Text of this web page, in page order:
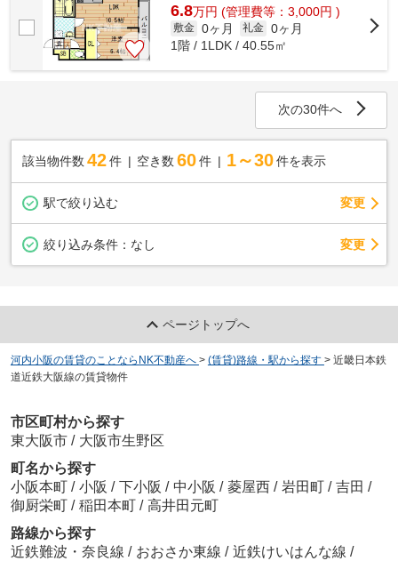
6.8万円 (管理費等：3,000円 )
敷金 0ヶ月 礼金 0ヶ月
1階 / 1LDK / 40.55㎡
次の30件へ
該当物件数 42件 空き数 60 件 1～30 件を表示
駅で絞り込む 変更
絞り込み条件： なし 変更
ページトップへ
河内小阪の賃貸のことならNK不動産へ > (賃貸)路線・駅から探す > 近畿日本鉄
道近鉄大阪線の賃貸物件
市区町村から探す
東大阪市 / 大阪市生野区
町名から探す
小阪本町 / 小阪 / 下小阪 / 中小阪 / 菱屋西 / 岩田町 / 吉田 /
御厨栄町 / 稲田本町 / 高井田元町
路線から探す
近鉄難波・奈良線 / おおさか東線 / 近鉄けいはんな線 /